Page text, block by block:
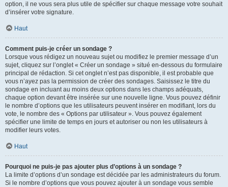
option, il ne vous sera plus utile de spécifier sur chaque message votre souhait
d’insérer votre signature.
Haut
Comment puis-je créer un sondage ?
Lorsque vous rédigez un nouveau sujet ou modifiez le premier message d’un
sujet, cliquez sur l’onglet « Créer un sondage » situé en-dessous du formulaire
principal de rédaction. Si cet onglet n’est pas disponible, il est probable que
vous n’ayez pas la permission de créer des sondages. Saisissez le titre du
sondage en incluant au moins deux options dans les champs adéquats,
chaque option devant être insérée sur une nouvelle ligne. Vous pouvez définir
le nombre d’options que les utilisateurs peuvent insérer en modifiant, lors du
vote, le nombre des « Options par utilisateur ». Vous pouvez également
spécifier une limite de temps en jours et autoriser ou non les utilisateurs à
modifier leurs votes.
Haut
Pourquoi ne puis-je pas ajouter plus d’options à un sondage ?
La limite d’options d’un sondage est décidée par les administrateurs du forum.
Si le nombre d’options que vous pouvez ajouter à un sondage vous semble